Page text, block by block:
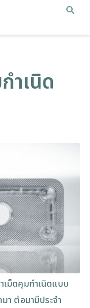
ำเนิด
ม็ดคุมกำเนิดแบบ
า ต่อมามีประจำ